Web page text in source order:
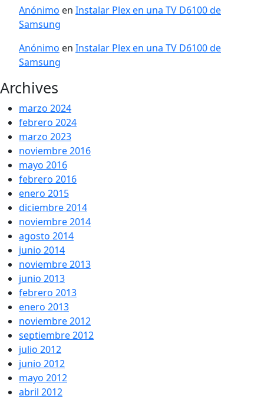
Anónimo en Instalar Plex en una TV D6100 de
Samsung
Anónimo en Instalar Plex en una TV D6100 de
Samsung
Archives
marzo 2024
febrero 2024
marzo 2023
noviembre 2016
mayo 2016
febrero 2016
enero 2015
diciembre 2014
noviembre 2014
agosto 2014
junio 2014
noviembre 2013
junio 2013
febrero 2013
enero 2013
noviembre 2012
septiembre 2012
julio 2012
junio 2012
mayo 2012
abril 2012